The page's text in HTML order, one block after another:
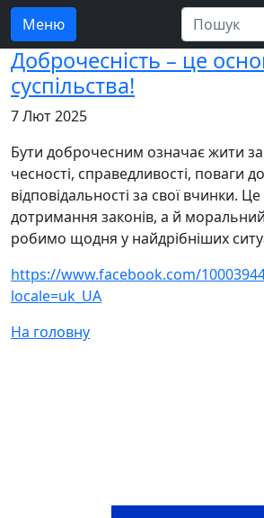
Меню
Доброчесність – це
суспільства!
7 Лют 2025
Бути доброчесним означає жити
чесності, справедливості, поваги
відповідальності за свої вчинки.
дотримання законів, а й
робимо щодня у найдрібніших
https://www.facebook.com/
locale=uk_UA
На головну